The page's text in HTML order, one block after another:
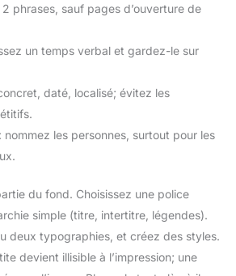
2 phrases, sauf pages d’ouverture de
un temps verbal et gardez-le sur
daté, localisé; évitez les
: nommez les personnes, surtout pour les
du fond. Choisissez une police
simple (titre, intertitre, légendes).
deux typographies, et créez des styles.
devient illisible à l’impression; une